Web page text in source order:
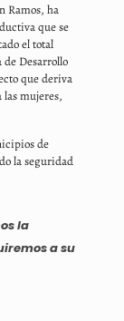
Ramos, ha
que se
el total
de Desarrollo
que deriva
mujeres,
de
la seguridad
la
a su